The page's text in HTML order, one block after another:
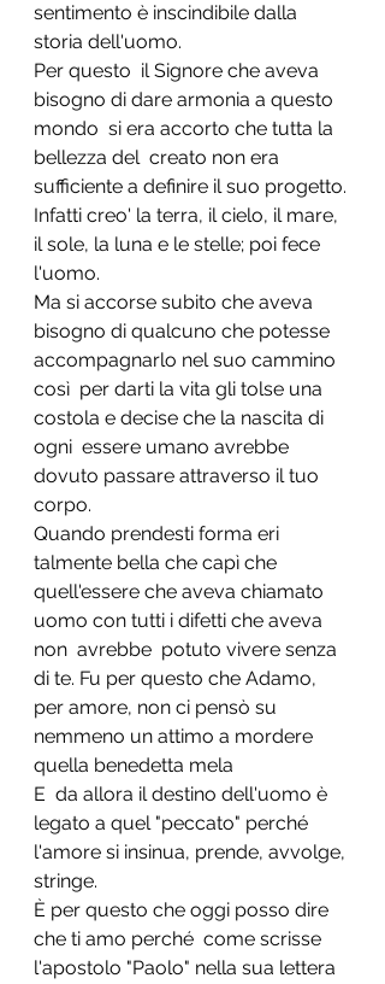
sentimento è inscindibile dalla
storia dell'uomo.
Per questo  il Signore che aveva
bisogno di dare armonia a questo
mondo  si era accorto che tutta la
bellezza del  creato non era
sufficiente a definire il suo progetto.
Infatti creo' la terra, il cielo, il mare,
il sole, la luna e le stelle; poi fece
l'uomo.
Ma si accorse subito che aveva
bisogno di qualcuno che potesse
accompagnarlo nel suo cammino
così  per darti la vita gli tolse una
costola e decise che la nascita di
ogni  essere umano avrebbe
dovuto passare attraverso il tuo
corpo.
Quando prendesti forma eri
talmente bella che capì che
quell'essere che aveva chiamato
uomo con tutti i difetti che aveva
non  avrebbe  potuto vivere senza
di te. Fu per questo che Adamo,
per amore, non ci pensò su
nemmeno un attimo a mordere
quella benedetta mela
E  da allora il destino dell'uomo è
legato a quel "peccato" perché
l'amore si insinua, prende, avvolge,
stringe.
È per questo che oggi posso dire
che ti amo perché  come scrisse
l'apostolo "Paolo" nella sua lettera